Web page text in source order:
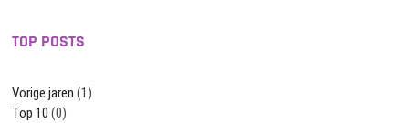
TOP POSTS
Vorige jaren (1)
Top 10 (0)